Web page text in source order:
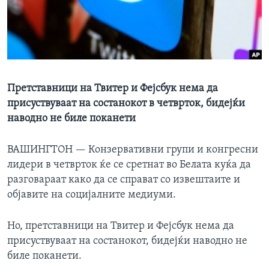
ИНТЕРВЈУА
Јазици
Претставници на Твитер и Фејсбук нема да
присуствуваат на состанокот в четврток, бидејќи
наводно не биле поканети
ВАШИНГТОН — Конзервативни групи и конгресни
лидери в четврток ќе се сретнат во Белата куќа да
разговараат како да се справат со извештаите и
објавите на социјалните медиуми.
Но, претставници на Твитер и Фејсбук нема да
присуствуваат на состанокот, бидејќи наводно не
биле поканети.